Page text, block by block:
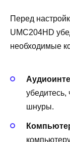
Перед
UMC204HD
необходимые
убедитесь,
шнуры.